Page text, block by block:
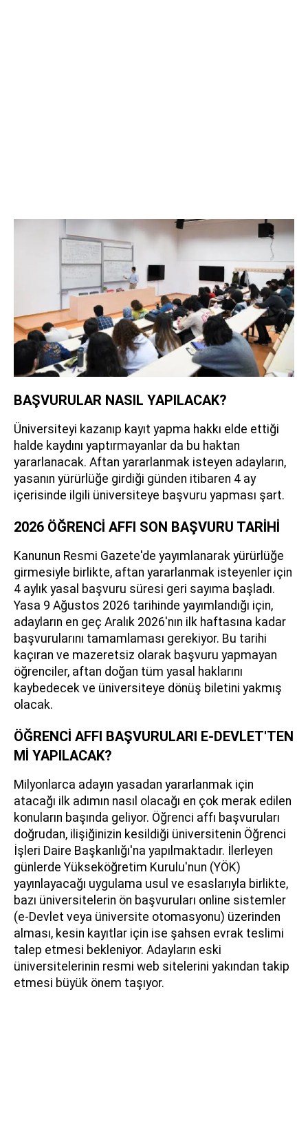
BAŞVURULAR NASIL YAPILACAK?
Üniversiteyi kazanıp kayıt yapma hakkı elde ettiği
halde kaydını yaptırmayanlar da bu haktan
yararlanacak. Aftan yararlanmak isteyen adayların,
yasanın yürürlüğe girdiği günden itibaren 4 ay
içerisinde ilgili üniversiteye başvuru yapması şart.
2026 ÖĞRENCİ AFFI SON BAŞVURU TARİHİ
Kanunun Resmi Gazete'de yayımlanarak yürürlüğe
girmesiyle birlikte, aftan yararlanmak isteyenler için
4 aylık yasal başvuru süresi geri sayıma başladı.
Yasa 9 Ağustos 2026 tarihinde yayımlandığı için,
adayların en geç Aralık 2026'nın ilk haftasına kadar
başvurularını tamamlaması gerekiyor. Bu tarihi
kaçıran ve mazeretsiz olarak başvuru yapmayan
öğrenciler, aftan doğan tüm yasal haklarını
kaybedecek ve üniversiteye dönüş biletini yakmış
olacak.
ÖĞRENCİ AFFI BAŞVURULARI E-DEVLET'TEN
Mİ YAPILACAK?
Milyonlarca adayın yasadan yararlanmak için
atacağı ilk adımın nasıl olacağı en çok merak edilen
konuların başında geliyor. Öğrenci affı başvuruları
doğrudan, ilişiğinizin kesildiği üniversitenin Öğrenci
İşleri Daire Başkanlığı'na yapılmaktadır. İlerleyen
günlerde Yükseköğretim Kurulu'nun (YÖK)
yayınlayacağı uygulama usul ve esaslarıyla birlikte,
bazı üniversitelerin ön başvuruları online sistemler
(e-Devlet veya üniversite otomasyonu) üzerinden
alması, kesin kayıtlar için ise şahsen evrak teslimi
talep etmesi bekleniyor. Adayların eski
üniversitelerinin resmi web sitelerini yakından takip
etmesi büyük önem taşıyor.